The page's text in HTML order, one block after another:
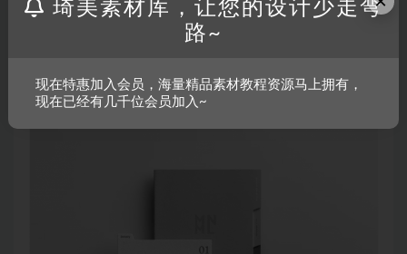
琦美素材库，让您的设计少走弯
路~
现在特惠加入会员，海量精品素材教程资源马上拥有，
现在已经有几千位会员加入~